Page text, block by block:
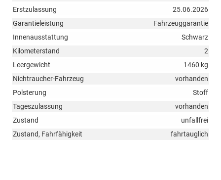
Erstzulassung
25.06.2026
Garantieleistung
Fahrzeuggarantie
Innenausstattung
Schwarz
Kilometerstand
2
Leergewicht
1460 kg
Nichtraucher-Fahrzeug
vorhanden
Polsterung
Stoff
Tageszulassung
vorhanden
Zustand
unfallfrei
Zustand, Fahrfähigkeit
fahrtauglich